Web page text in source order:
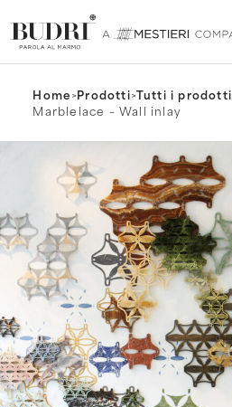
Home>Prodotti>Tutti i prodotti
Marblelace – Wall inlay